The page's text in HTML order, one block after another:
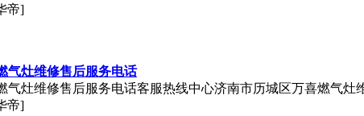
帝]
气灶维修售后服务电话
气灶维修售后服务电话客服热线中心济南市历城区万喜燃气
帝]